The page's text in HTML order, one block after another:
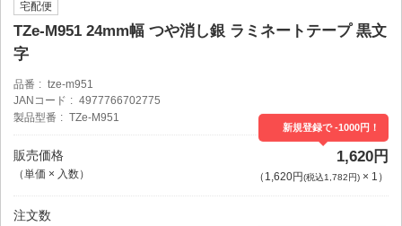
宅配便
TZe-M951 24mm幅 つや消し銀 ラミネートテープ 黒文
字
品番
tze-m951
JANコード
4977766702775
製品型番
TZe-M951
販売価格
（単価 × 入数）
新規登録で -1000円！
1,620円
（ 1,620円(税込1,782円)× 1 ）
注文数